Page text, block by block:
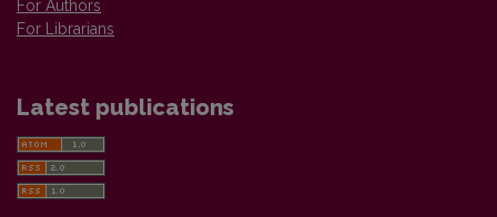
For Authors
For Librarians
Latest publications